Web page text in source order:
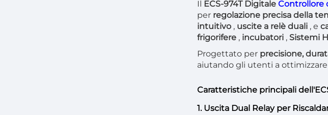
Il ECS-974T Digitale Controllore
per regolazione precisa della
intuitivo , uscite a relè duali , e
frigorifere , incubatori , Sistemi
Progettato per precisione,
aiutando gli utenti a
Caratteristiche principali
1. Uscita Dual Relay per